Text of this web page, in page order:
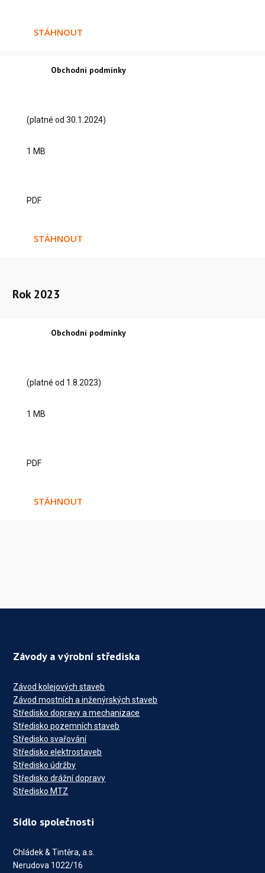
STÁHNOUT
Obchodní podmínky
(platné od 30.1.2024)
1 MB
PDF
STÁHNOUT
Rok 2023
Obchodní podmínky
(platné od 1.8.2023)
1 MB
PDF
STÁHNOUT
Závody a výrobní střediska
Závod kolejových staveb
Závod mostních a inženýrských staveb
Středisko dopravy a mechanizace
Středisko pozemních staveb
Středisko svařování
Středisko elektrostaveb
Středisko údržby
Středisko drážní dopravy
Středisko MTZ
Sídlo společnosti
Chládek & Tintěra, a.s.
Nerudova 1022/16